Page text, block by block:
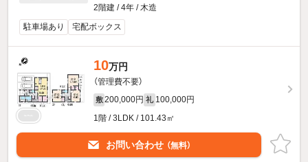
2階建 / 4年 / 木造
駐車場あり
宅配ボックス
10万円
（管理費不要）
敷 200,000円 礼 100,000円
1階 / 3LDK / 101.43㎡
お問い合わせ （無料）